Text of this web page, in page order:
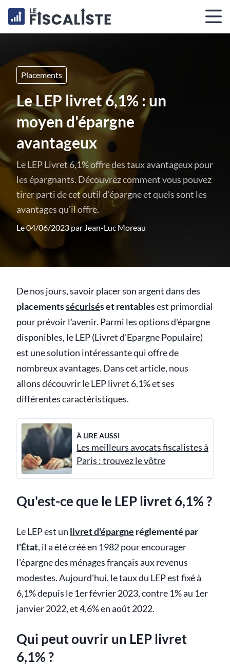
Placements
Le LEP livret 6,1% : un
moyen d'épargne
avantageux
Le LEP Livret 6,1% offre des taux avantageux pour
les épargnants. Découvrez comment vous pouvez
tirer parti de cet outil d'épargne et quels sont les
avantages qu'il offre.
Le 04/06/2023 par Jean-Luc Moreau
De nos jours, savoir placer son argent dans des
placementssécurisés et rentablesest primordial
pour prévoir l'avenir. Parmi les options d'épargne
disponibles, le LEP (Livret d'Epargne Populaire)
est une solution intéressante qui offre de
nombreux avantages. Dans cet article, nous
allons découvrir le LEP livret 6,1% et ses
différentes caractéristiques.
À LIRE AUSSI
Les meilleurs avocats fiscalistes à
Paris : trouvez le vôtre
Qu'est-ce que le LEP livret 6,1% ?
Le LEP est un livret d'épargne réglementé par
l'État, il a été créé en 1982 pour encourager
l'épargne des ménages français aux revenus
modestes. Aujourd'hui, le taux du LEP est fixé à
6,1% depuis le 1er février 2023, contre 1% au 1er
janvier 2022, et 4,6% en août 2022.
Qui peut ouvrir un LEP livret
6,1% ?